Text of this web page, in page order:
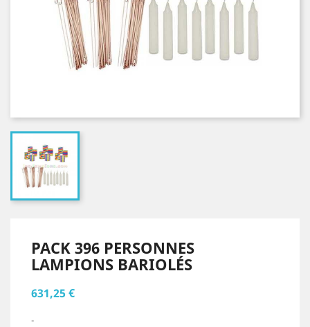
PACK 396 PERSONNES
LAMPIONS BARIOLÉS
631,25 €
-